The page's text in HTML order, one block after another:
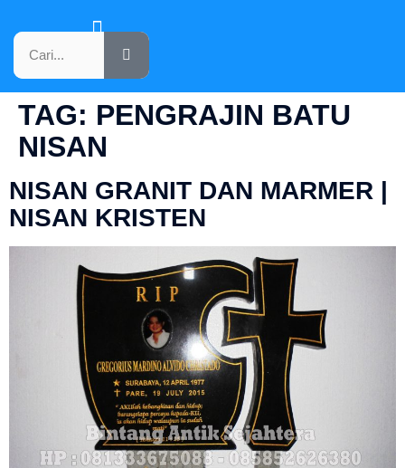
TAG: PENGRAJIN BATU
NISAN
NISAN GRANIT DAN MARMER |
NISAN KRISTEN